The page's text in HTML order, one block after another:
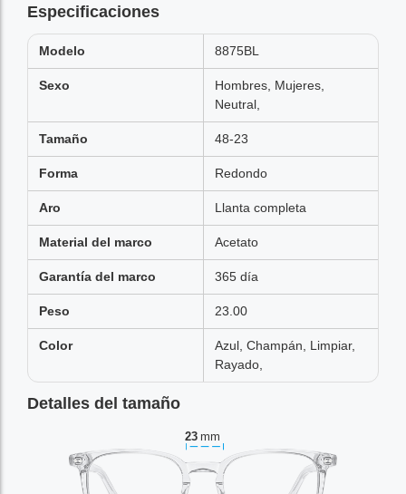
Especificaciones
Modelo 8875BL
Sexo
Hombres, Mujeres,
Neutral,
Tamaño 48-23
Forma Redondo
Aro Llanta completa
Material del marco Acetato
Garantía del marco 365 día
Peso 23.00
Color
Azul, Champán, Limpiar,
Rayado,
Detalles del tamaño
23 mm